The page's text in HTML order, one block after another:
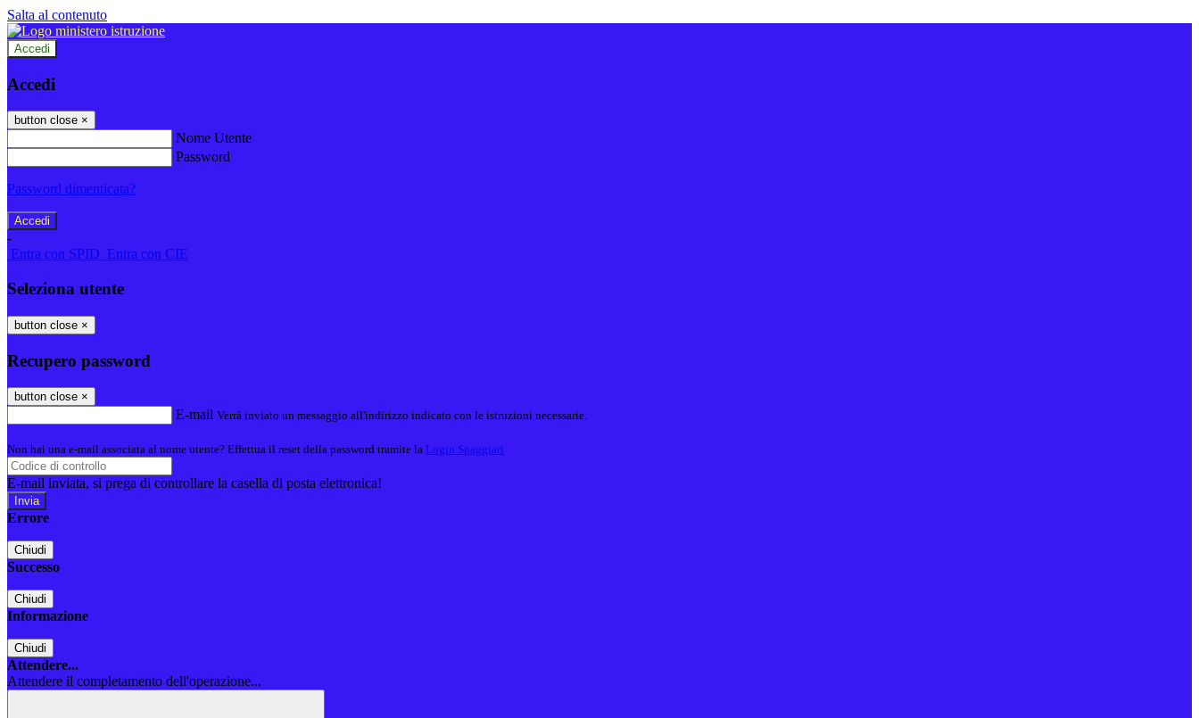
Salta al contenuto
Accedi
Accedi
button close ×
Nome Utente
Password
Password dimenticata?
-
Entra con SPID Entra con CIE
Seleziona utente
button close ×
Recupero password
button close ×
E-mail Verrà inviato un messaggio all'indirizzo indicato con le istruzioni necessarie.
Non hai una e-mail associata al nome utente? Effettua il reset della password tramite la Login Spaggiari
E-mail inviata, si prega di controllare la casella di posta elettronica!
Errore
Chiudi
Successo
Chiudi
Informazione
Chiudi
Attendere...
Attendere il completamento dell'operazione...